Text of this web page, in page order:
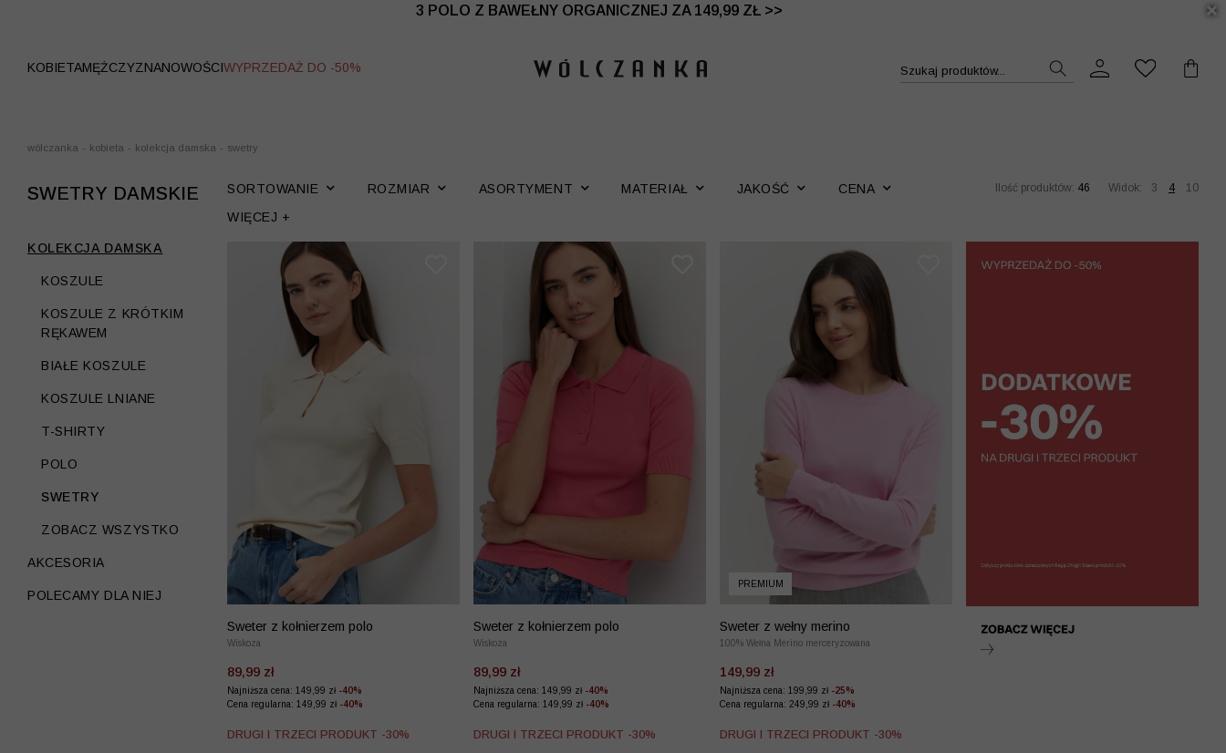
3 POLO Z BAWEŁNY ORGANICZNEJ ZA 149,99 ZŁ >>
WYPRZEDAŻ DO -50% | DODATKOWE -30% NA DRUGI I TRZECI PRODUKT >>
KOBIETAMĘŻCZYZNANOWOŚCIWYPRZEDAŻ DO -50% Szukaj produktów...
wólczanka - kobieta - kolekcja damska - swetry
SWETRY DAMSKIE
KOLEKCJA DAMSKA
KOSZULE
KOSZULE Z KRÓTKIM
RĘKAWEM
BIAŁE KOSZULE
KOSZULE LNIANE
T-SHIRTY
POLO
SWETRY
ZOBACZ WSZYSTKO
AKCESORIA
POLECAMY DLA NIEJ
SORTOWANIE ROZMIAR ASORTYMENT MATERIAŁ JAKOŚĆ
CENA
WIĘCEJ +
Ilość produktów: 46 Widok: 3 4 10
Sweter z kołnierzem polo
Wiskoza
89,99 zł
Najniższa cena: 149,99 zł -40%
Cena regularna: 149,99 zł -40%
DRUGI I TRZECI PRODUKT -30%
Sweter z kołnierzem polo
Wiskoza
89,99 zł
Najniższa cena: 149,99 zł -40%
Cena regularna: 149,99 zł -40%
DRUGI I TRZECI PRODUKT -30%
PREMIUM
Sweter z wełny merino
100% Wełna Merino merceryzowana
149,99 zł
Najniższa cena: 199,99 zł -25%
Cena regularna: 249,99 zł -40%
DRUGI I TRZECI PRODUKT -30%